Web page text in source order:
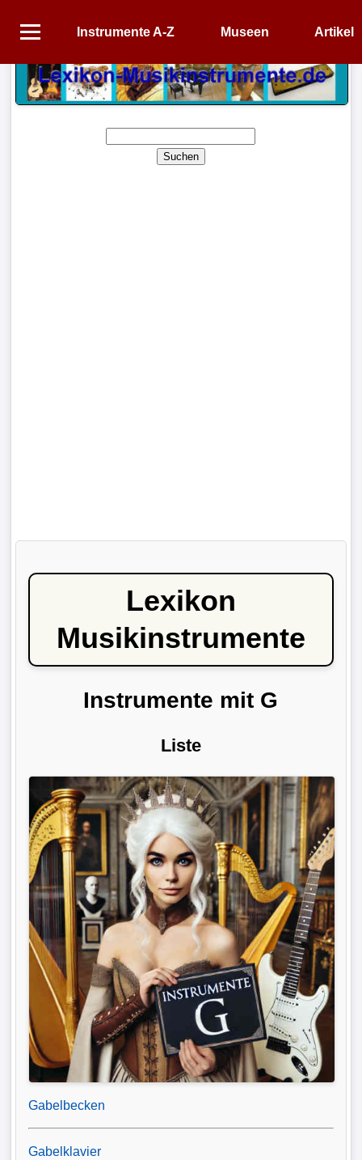
Instrumente A-Z Museen Artikel
Startseite
Instrumente
Suchen
Lexikon
Musikinstrumente
Instrumente mit G
Liste
Gabelbecken
Gabelklavier